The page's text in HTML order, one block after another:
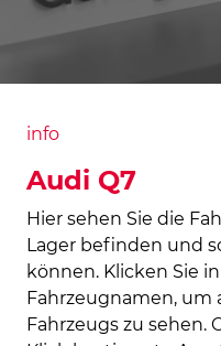
info
Audi Q7
Hier sehen Sie die
Lager befinden und
können. Klicken Sie
Fahrzeugnamen, um
Fahrzeugs zu sehen.